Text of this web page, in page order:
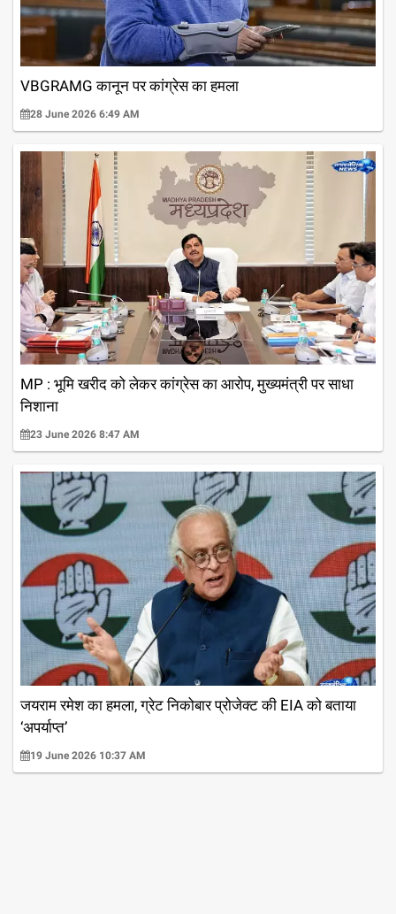
VBGRAMG कानून पर कांग्रेस का हमला
28 June 2026 6:49 AM
MP : भूमि खरीद को लेकर कांग्रेस का आरोप, मुख्यमंत्री पर साधा
निशाना
23 June 2026 8:47 AM
जयराम रमेश का हमला, ग्रेट निकोबार प्रोजेक्ट की EIA को बताया
‘अपर्याप्त’
19 June 2026 10:37 AM